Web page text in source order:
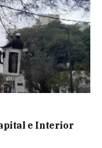
e Interior